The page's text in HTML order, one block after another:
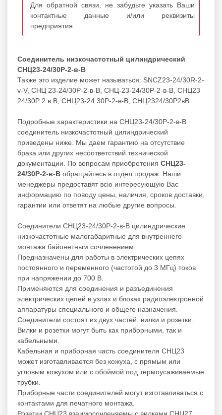
Для обратной связи, не забудьте указать Ваши
контактные данные и/или реквизиты
предприятия.
Соединитель низкочастотный цилиндрический
СНЦ23-24/30Р-2-в-В
Также это изделие может называться: SNCZ23-24/30R-2-
v-V, СНЦ 23-24/30Р-2-в-В, СНЦ-23-24/30Р-2-в-В, СНЦ23
24/30Р 2 в В, СНЦ23-24 30Р-2-в-В, СНЦ2324/30Р2вВ.
Подробные характеристики на СНЦ23-24/30Р-2-в-В
соединитель низкочастотный цилиндрический
приведены ниже. Мы даем гарантию на отсутствие
брака или других несоответствий технической
документации. По вопросам приобретения СНЦ23-
24/30Р-2-в-В обращайтесь в отдел продаж. Наши
менеджеры предоставят всю интересующую Вас
информацию по поводу цены, наличия, сроков доставки,
гарантии или ответят на любые другие вопросы.
Соединители СНЦ23-24/30Р-2-в-В цилиндрические
низкочастотные малогабаритные для внутреннего
монтажа байонетным сочленением.
Предназначены для работы в электрических цепях
постоянного и переменного (частотой до 3 МГц) токов
при напряжении до 700 В.
Применяются для соединения и разъединения
электрических цепей в узлах и блоках радиоэлектронной
аппаратуры специального и общего назначения.
Соединители состоят из двух частей: вилки и розетки.
Вилки и розетки могут быть как приборными, так и
кабельными.
Кабельная и приборная часть соединителя СНЦ23
может изготавливается без кожуха, с прямым или
угловым кожухом или с обоймой под термоусаживаемые
трубки.
Приборные части соединителей могут изготавливаться с
контактами для печатного монтажа.
Розетки СНЦ23 взаимосочленяемы с вилками СНЦ27,